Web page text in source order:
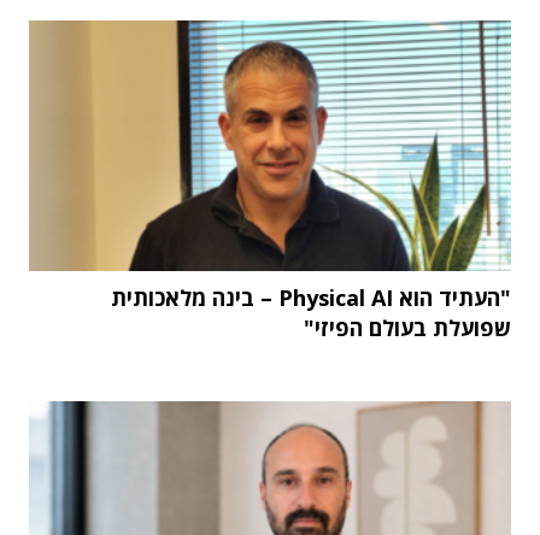
"העתיד הוא Physical AI – בינה מלאכותית
שפועלת בעולם הפיזי"